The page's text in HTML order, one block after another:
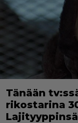
Tänään
rikostarina